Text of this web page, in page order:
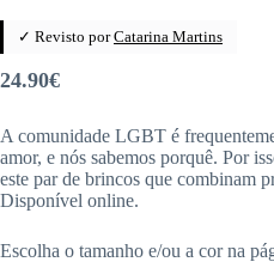
✓ Revisto porCatarina Martins
24.90€
A comunidade LGBT é
amor, e nós sabemos porquê. Por
este par de brincos que combinam
Disponível online.
Escolha o tamanho e/ou a cor na